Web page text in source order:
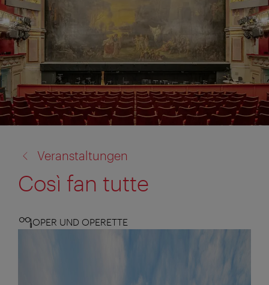
zu:
Veranstaltungen
Così fan tutte
OPER UND OPERETTE